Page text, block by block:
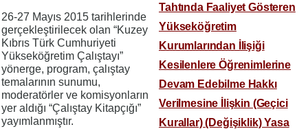
26-27 Mayıs 2015 tarihlerinde
gerçekleştirilecek olan “Kuzey
Kıbrıs Türk Cumhuriyeti
Yükseköğretim Çalıştayı”
yönerge, program, çalıştay
temalarının sunumu,
moderatörler ve komisyonların
yer aldığı “Çalıştay Kitapçığı”
yayımlanmıştır.
Tahtında Faaliyet Gösteren
Yükseköğretim
Kurumlarından İlişiği
Kesilenlere Öğrenimlerine
Devam Edebilme Hakkı
Verilmesine İlişkin (Geçici
Kurallar) (Değişiklik) Yasa